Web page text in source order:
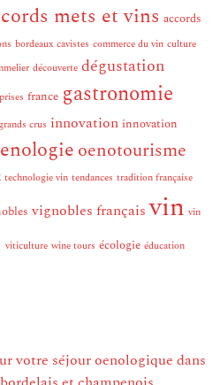
mets et vins accords
bordeaux cavistes commerce du vin culture
découverte dégustation
france gastronomie
grands crus innovation innovation
oenotourisme
technologie vin tendances tradition française
vignobles français vin vin
viticulture wine tours écologie éducation
votre séjour oenologique dans